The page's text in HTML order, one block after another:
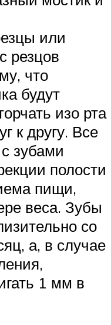
или
резцов
что
будут
изо рта
к другу. Все
зубами
полости
пищи,
веса. Зубы
со
а, в случае
1 мм в